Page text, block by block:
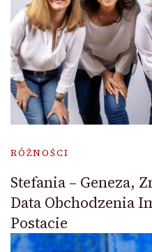
RÓŻNOŚCI
Stefania – Geneza,
Data Obchodzenia
Postacie